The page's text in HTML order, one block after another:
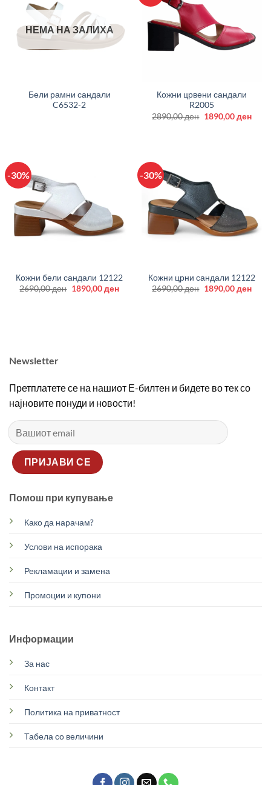
НЕМА НА ЗАЛИХА
Бели рамни сандали
C6532-2
Кожни црвени сандали
R2005
2890,00ден Original
1890,00ден
-30%
Кожни бели сандали 12122
2690,00ден Original
1890,00денCurrent
-30%
Кожни црни сандали 12122
2690,00ден Original
1890,00ден
Newsletter
Претплатете се на нашиот Е-билтен и бидете во тек со
најновите понуди и новости!
Помош при купување
Како да нарачам?
Услови на испорака
Рекламации и замена
Промоции и купони
Информации
За нас
Контакт
Политика на приватност
Табела со величини